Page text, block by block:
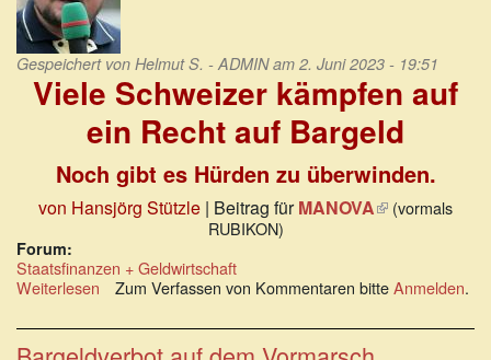
Gespeichert von Helmut S. - ADMINam 2. Juni 2023 - 19:51
Viele Schweizer kämpfen auf
ein Recht auf Bargeld
Noch gibt es Hürden zu überwinden.
von Hansjörg Stützle | Beitrag für MANOVA(Link(vormals
RUBIKON)
Forum:
Staatsfinanzen + Geldwirtschaft
Weiterlesen über
Schweizer
kämpfen
Zum Verfassen von Kommentaren bitteAnmelden.